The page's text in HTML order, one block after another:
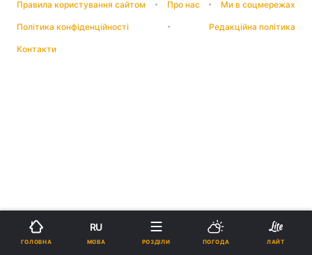
Правила користування сайтом Про нас Ми в соцмережах
Політика конфіденційності Редакційна політика
Контакти
ГОЛОВНА
RU
МОВА РОЗДІЛИ ПОГОДА ЛАЙТ